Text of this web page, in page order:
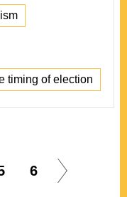
timing of election
6